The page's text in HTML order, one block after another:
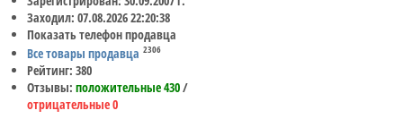
Заходил: 07.08.2026 22:20:38
Показать телефон продавца
Все товары продавца 2306
Рейтинг: 380
Отзывы: положительные 430/
отрицательные 0